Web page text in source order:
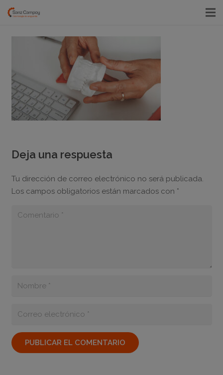
Deja una respuesta
Tu dirección de correo electrónico no será publicada.
Los campos obligatorios están marcados con *
PUBLICAR EL COMENTARIO